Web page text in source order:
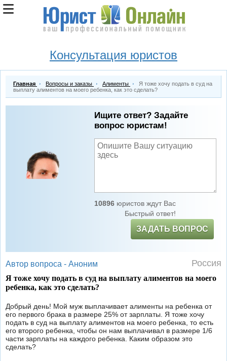
Консультация юристов
Главная Вопросы и заказы Алименты
Я тоже хочу подать в суд на
выплату алиментов на моего ребенка, как это сделать?
Ищите ответ? Задайте
вопрос юристам!
10896юристов ждут Вас
Быстрый ответ!
ЗАДАТЬ ВОПРОС
Автор вопроса - Аноним Россия
Я тоже хочу подать в суд на выплату алиментов на моего
ребенка, как это сделать?
Добрый день! Мой муж выплачивает алименты на ребенка от
его первого брака в размере 25% от зарплаты. Я тоже хочу
подать в суд на выплату алиментов на моего ребенка, то есть
его второго ребенка, чтобы он нам выплачивал в размере 1/6
части зарплаты на каждого ребенка. Каким образом это
сделать?